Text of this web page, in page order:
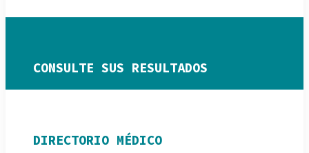
CONSULTE SUS RESULTADOS
DIRECTORIO MÉDICO